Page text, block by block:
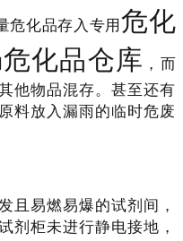
危化品存入专用危化
危化品仓库 ，而
他物品混存。甚至还有
料放入漏雨的临时危废
且易燃易爆的试剂间，
剂柜未进行静电接地，